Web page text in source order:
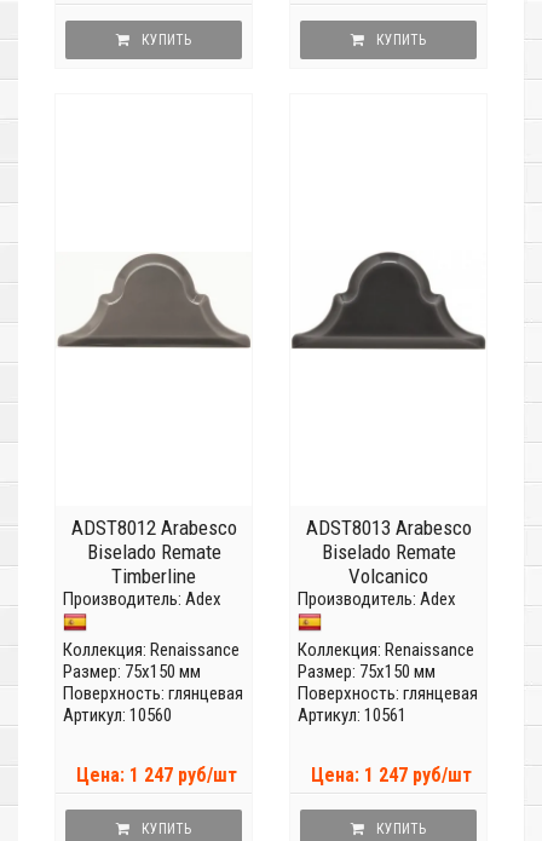
КУПИТЬ КУПИТЬ
ADST8012 Arabesco
Biselado Remate
Timberline
Производитель: Adex
Коллекция: Renaissance
Размер: 75x150 мм
Поверхность: глянцевая
Артикул: 10560
Цена: 1 247 руб/шт
КУПИТЬ
ADST8013 Arabesco
Biselado Remate
Volcanico
Производитель: Adex
Коллекция: Renaissance
Размер: 75x150 мм
Поверхность: глянцевая
Артикул: 10561
Цена: 1 247 руб/шт
КУПИТЬ